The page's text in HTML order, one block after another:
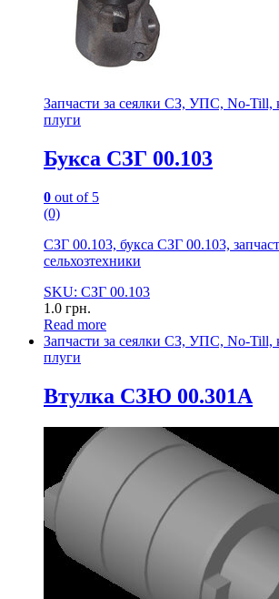
Запчасти за сеялки СЗ, УПС, No-Till,
плуги
Букса СЗГ 00.103
0 out of 5
(0)
СЗГ 00.103, букса СЗГ 00.103,
сельхозтехники
SKU: СЗГ 00.103
1.0 грн.
Read more
Запчасти за сеялки СЗ, УПС, No-Till,
плуги
Втулка СЗЮ 00.301А